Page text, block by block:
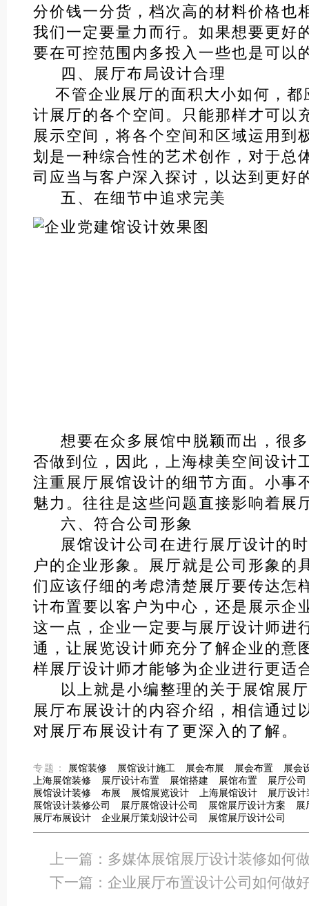
分价钱一分货，档次高的材料价格也
我们一定要量力而行。如果想要更好
要在可控范围内多投入一些也是可以
四、展厅布局设计合理
不管企业展厅的面积大小如何，都
计展厅的各个空间。只能那样才可以
展示空间，将各个空间和区域运用到
划是一种综合性的艺术创作，对于总
司应当与客户深入探讨，以达到更好
五、在细节中追求完美
想要在众多展馆中脱颖而出，很多
否做到位，因此，上海棣美空间设计
注重展厅展馆设计的细节方面。小事
魅力。往往是这些问题直接影响着展
六、符合公司形象
展馆设计公司在进行展厅设计的时
户的企业形象。展厅就是公司形象的
们应该仔细的考虑清楚展厅要传达怎
计布置要以客户为中心，还是展示企
这一点，企业一定要与展厅设计师进
通，让展览设计师充分了解企业的意
样展厅设计师才能够为企业进行更适
以上就是小编整理的关于展馆展厅
展厅布展设计的内容介绍，相信通过
对展厅布展设计有了更深入的了解。
专题： 展馆装修 展馆设计施工 展会布展 展会布置
展会
上海展馆装修
展厅设计布置 展馆搭建 展馆布置
展厅公司
展馆设计装修
布展 展馆展览设计 上海展馆设计
展厅设
展馆设计装修公司
展厅展馆设计公司 展馆展厅设计方案
展
展厅布展设计
企业展厅策划设计公司 展馆展厅设计公司
上一篇： 多媒体展馆展厅设计装修如何
下一篇：企业展厅布置设计公司如何做